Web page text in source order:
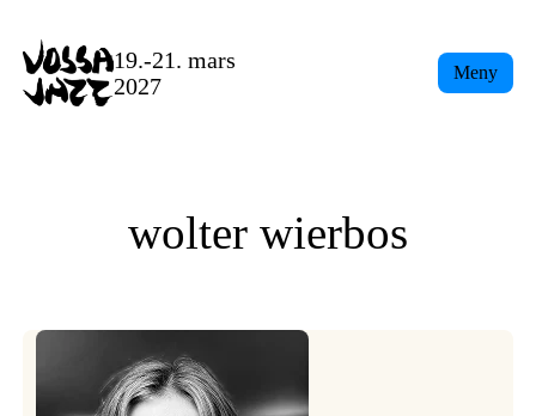
content
19.-21. mars
2027
Meny
wolter wierbos